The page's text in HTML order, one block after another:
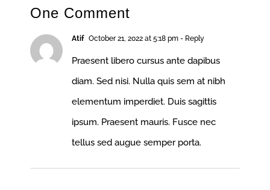
One Comment
Atif October 21, 2022 at 5:18 pm- Reply
Praesent libero cursus ante dapibus
diam. Sed nisi. Nulla quis sem at nibh
elementum imperdiet. Duis sagittis
ipsum. Praesent mauris. Fusce nec
tellus sed augue semper porta.